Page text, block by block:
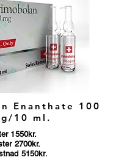
Enanthate 100
10 ml.
1550kr.
2700kr.
5150kr.